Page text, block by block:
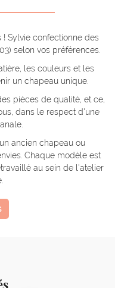
! Sylvie confectionne des
selon vos préférences.
les couleurs et les
un chapeau unique.
pièces de qualité, et ce,
dans le respect d'une
ancien chapeau ou
Chaque modèle est
au sein de l'atelier